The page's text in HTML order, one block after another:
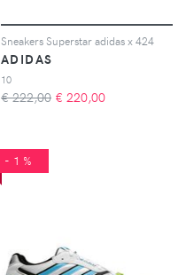
Sneakers Superstar adidas x 424
ADIDAS
10
€ 222,00 € 220,00
-1%